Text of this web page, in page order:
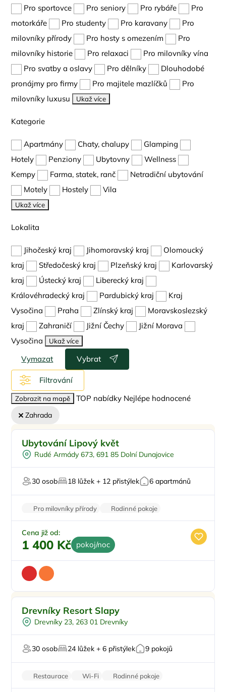
Pro sportovce Pro seniory Pro rybáře
Pro
motorkáře
Pro studenty Pro karavany
Pro
milovníky přírody
Pro hosty s omezením
Pro
milovníky historie
Pro relaxaci
Pro milovníky vína
Pro svatby a oslavy
Pro dělníky
Dlouhodobé
pronájmy pro firmy
Pro majitele mazlíčků
Pro
milovníky luxusu
Ukaž více
Kategorie
Apartmány Chaty, chalupy
Glamping
Hotely
Penziony Ubytovny
Wellness
Kempy
Farma, statek, ranč
Netradiční ubytování
Motely
Hostely Vila
Ukaž více
Lokalita
Jihočeský kraj Jihomoravský kraj
Olomoucký
kraj
Středočeský kraj Plzeňský kraj
Karlovarský
kraj
Ústecký kraj
Liberecký kraj
Královéhradecký kraj
Pardubický kraj
Kraj
Vysočina
Praha Zlínský kraj
Moravskoslezský
kraj
Zahraničí Jižní Čechy
Jižní Morava
Vysočina
Ukaž více
Vymazat Vybrat
Filtrování
Zobrazit na mapě TOP nabídky Nejlépe hodnocené
Zahrada
Dětská postýlka
Venkovní gril
Pro milovníky vína
Ubytování Lipový květ
Rudé Armády 673, 691 85 Dolní Dunajovice
30 osob 18 lůžek + 12 přistýlek 6 apartmánů
Pro milovníky přírody
Rodinné pokoje
Balkon/terasa
Klimatizace Stolní hry
Cena již od:
1 400 Kč pokoj/noc
Vnitřní bazén
Pro skupiny
Sauna
Drevníky Resort Slapy
Drevníky 23, 263 01 Drevníky
30 osob 24 lůžek + 6 přistýlek 9 pokojů
Restaurace Wi-Fi
Rodinné pokoje
Balkon/terasa
Parkování zdarma